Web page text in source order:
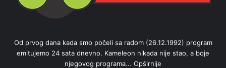
Od prvog dana kada smo počeli sa radom (26.12.1992) program
emitujemo 24 sata dnevno. Kameleon nikada nije stao, a boje
njegovog programa... Opširnije